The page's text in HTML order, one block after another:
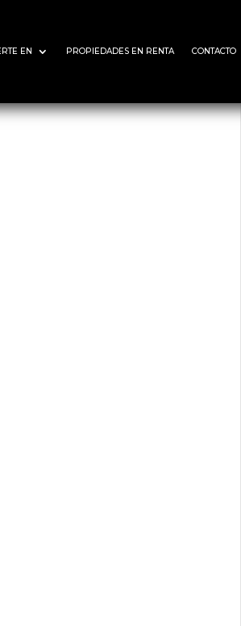
EN PROPIEDADES EN RENTA CONTACTO